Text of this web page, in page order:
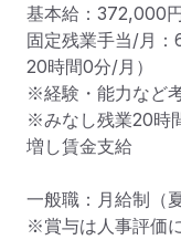
基本給：372,000
固定残業手当/月
20時間0分/月）
※経験・能力など
※みなし残業20時
増し賃金支給
一般職：月給制（
※賞与は人事評価